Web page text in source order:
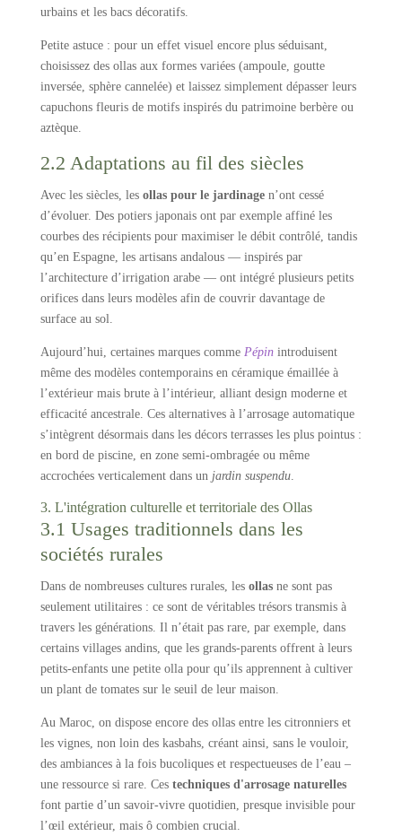
urbains et les bacs décoratifs.
Petite astuce : pour un effet visuel encore plus séduisant,
choisissez des ollas aux formes variées (ampoule, goutte
inversée, sphère cannelée) et laissez simplement dépasser leurs
capuchons fleuris de motifs inspirés du patrimoine berbère ou
aztèque.
2.2 Adaptations au fil des siècles
Avec les siècles, les ollas pour le jardinagen’ont cessé
d’évoluer. Des potiers japonais ont par exemple affiné les
courbes des récipients pour maximiser le débit contrôlé, tandis
qu’en Espagne, les artisans andalous — inspirés par
l’architecture d’irrigation arabe — ont intégré plusieurs petits
orifices dans leurs modèles afin de couvrir davantage de
surface au sol.
Aujourd’hui, certaines marques comme Pépinintroduisent
même des modèles contemporains en céramique émaillée à
l’extérieur mais brute à l’intérieur, alliant design moderne et
efficacité ancestrale. Ces alternatives à l’arrosage automatique
s’intègrent désormais dans les décors terrasses les plus pointus :
en bord de piscine, en zone semi-ombragée ou même
accrochées verticalement dans un jardin suspendu.
3. L'intégration culturelle et territoriale des Ollas
3.1 Usages traditionnels dans les
sociétés rurales
Dans de nombreuses cultures rurales, les ollasne sont pas
seulement utilitaires : ce sont de véritables trésors transmis à
travers les générations. Il n’était pas rare, par exemple, dans
certains villages andins, que les grands-parents offrent à leurs
petits-enfants une petite olla pour qu’ils apprennent à cultiver
un plant de tomates sur le seuil de leur maison.
Au Maroc, on dispose encore des ollas entre les citronniers et
les vignes, non loin des kasbahs, créant ainsi, sans le vouloir,
des ambiances à la fois bucoliques et respectueuses de l’eau –
une ressource si rare. Ces techniques d'arrosage naturelles
font partie d’un savoir-vivre quotidien, presque invisible pour
l’œil extérieur, mais ô combien crucial.